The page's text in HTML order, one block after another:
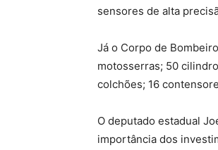
sensores de alta
Já o Corpo de
motosserras; 50
colchões; 16
O deputado estadual
importância dos